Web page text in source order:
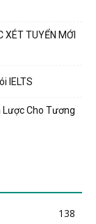
XÉT TUYỂN MỚI
IELTS
Lược Cho Tương
138